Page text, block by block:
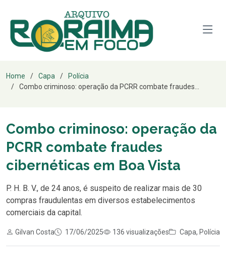
Home Capa
Polícia
Combo criminoso: operação da PCRR combate fraudes...
Combo criminoso: operação da
PCRR combate fraudes
cibernéticas em Boa Vista
P. H. B. V., de 24 anos, é suspeito de realizar mais de 30
compras fraudulentas em diversos estabelecimentos
comerciais da capital.
Gilvan Costa 17/06/2025 136 visualizações Capa, Polícia